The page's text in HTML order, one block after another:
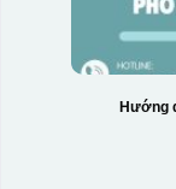
Hướng